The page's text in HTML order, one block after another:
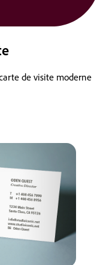
de visite moderne